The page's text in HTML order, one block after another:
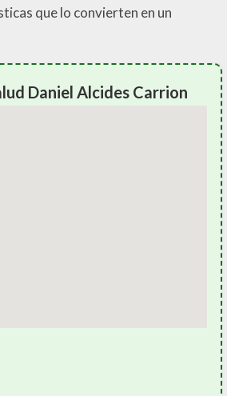
que lo convierten en un
Daniel Alcides Carrion